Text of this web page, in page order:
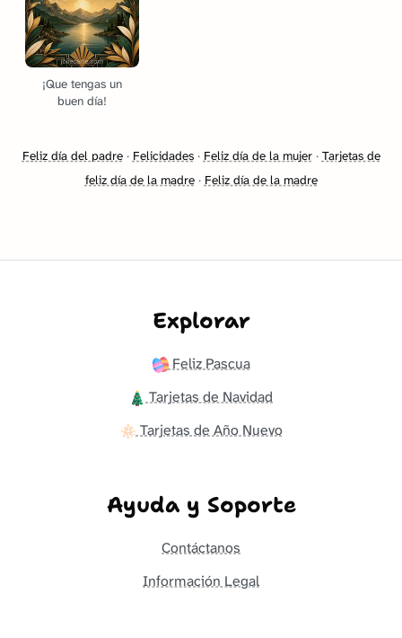
¡Que tengas un
buen día!
Feliz día del padre· Felicidades· Feliz día de la mujer· Tarjetas de
feliz día de la madre· Feliz día de la madre
Explorar
Feliz Pascua
Tarjetas de Navidad
Tarjetas de Año Nuevo
Ayuda y Soporte
Contáctanos
Información Legal